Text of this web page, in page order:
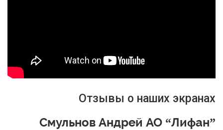
Отзывы о наших экранах
Смульнов Андрей АО “Лифан”